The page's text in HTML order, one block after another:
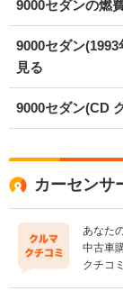
9000セダンの燃
9000セダン
見る
9000セダン(CD
カーセンサ
あなた
中古車
クチコ